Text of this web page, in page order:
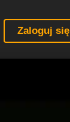
Zaloguj się